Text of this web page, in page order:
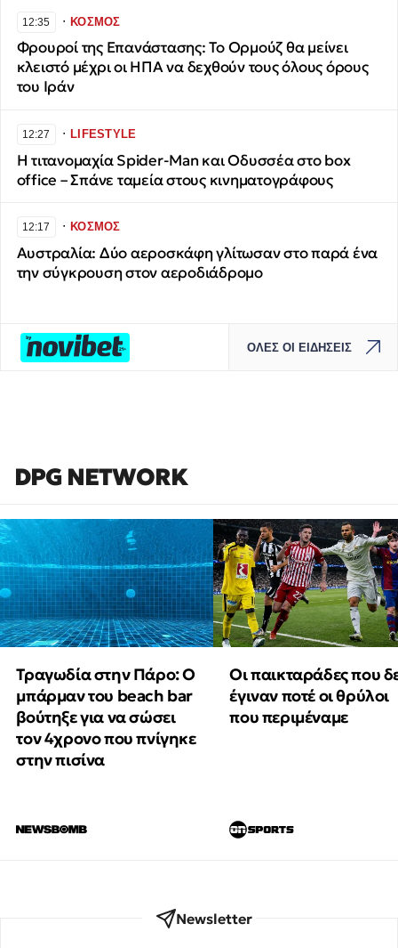
12:35 ∙ΚΟΣΜΟΣ
Φρουροί της Επανάστασης: Το Ορμούζ θα μείνει
κλειστό μέχρι οι ΗΠΑ να δεχθούν τους όλους όρους
του Ιράν
12:27 ∙LIFESTYLE
Η τιτανομαχία Spider-Man και Οδυσσέα στο box
office – Σπάνε ταμεία στους κινηματογράφους
12:17 ∙ΚΟΣΜΟΣ
Αυστραλία: Δύο αεροσκάφη γλίτωσαν στο παρά ένα
την σύγκρουση στον αεροδιάδρομο
ΟΛΕΣ ΟΙ ΕΙΔΗΣΕΙΣ
DPG NETWORK
Τραγωδία στην Πάρο: Ο
μπάρμαν του beach bar
βούτηξε για να σώσει
τον 4χρονο που πνίγηκε
στην πισίνα
Οι παικταράδες που
έγιναν ποτέ οι θρύλοι
που περιμέναμε
Newsletter